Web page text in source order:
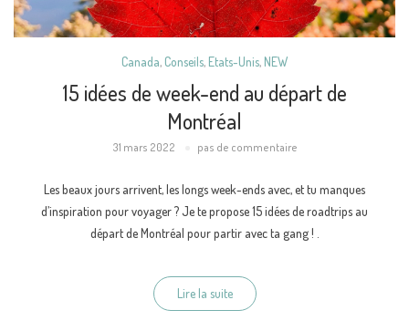
Canada, Conseils, Etats-Unis, NEW
15 idées de week-end au départ de
Montréal
31 mars 2022 pas de commentaire
Les beaux jours arrivent, les longs week-ends avec, et tu manques
d’inspiration pour voyager ? Je te propose 15 idées de roadtrips au
départ de Montréal pour partir avec ta gang ! .
Lire la suite